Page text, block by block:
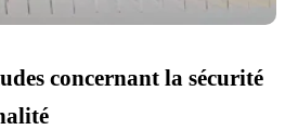
concernant la sécurité